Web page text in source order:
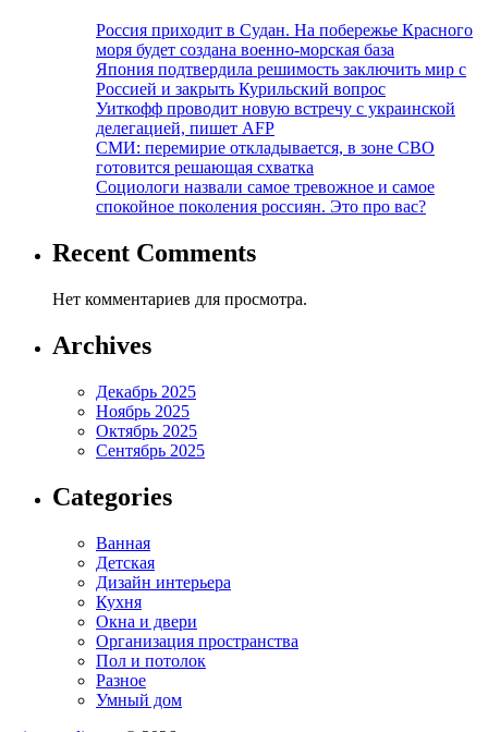
Россия приходит в Судан. На побережье Красного
моря будет создана военно-морская база
Япония подтвердила решимость заключить мир с
Россией и закрыть Курильский вопрос
Уиткофф проводит новую встречу с украинской
делегацией, пишет AFP
СМИ: перемирие откладывается, в зоне СВО
готовится решающая схватка
Социологи назвали самое тревожное и самое
спокойное поколения россиян. Это про вас?
Recent Comments
Нет комментариев для просмотра.
Archives
Декабрь 2025
Ноябрь 2025
Октябрь 2025
Сентябрь 2025
Categories
Ванная
Детская
Дизайн интерьера
Кухня
Окна и двери
Организация пространства
Пол и потолок
Разное
Умный дом